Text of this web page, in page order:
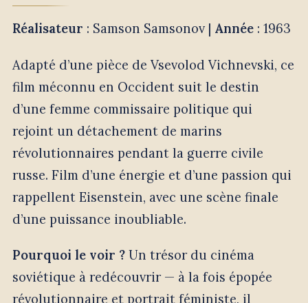
Réalisateur : Samson Samsonov | Année: 1963
Adapté d’une pièce de Vsevolod Vichnevski, ce
film méconnu en Occident suit le destin
d’une femme commissaire politique qui
rejoint un détachement de marins
révolutionnaires pendant la guerre civile
russe. Film d’une énergie et d’une passion qui
rappellent Eisenstein, avec une scène finale
d’une puissance inoubliable.
Pourquoi le voir ?Un trésor du cinéma
soviétique à redécouvrir — à la fois épopée
révolutionnaire et portrait féministe, il